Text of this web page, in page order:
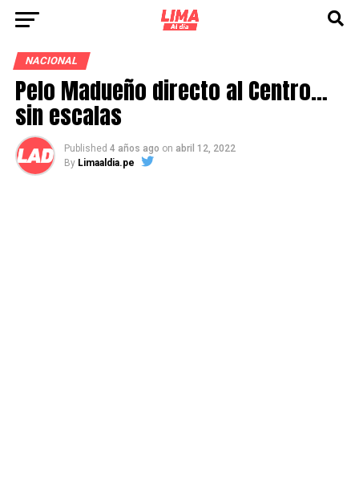
NACIONAL
Pelo Madueño directo al Centro…
sin escalas
Published 4 años ago on abril 12, 2022
By Limaaldia.pe